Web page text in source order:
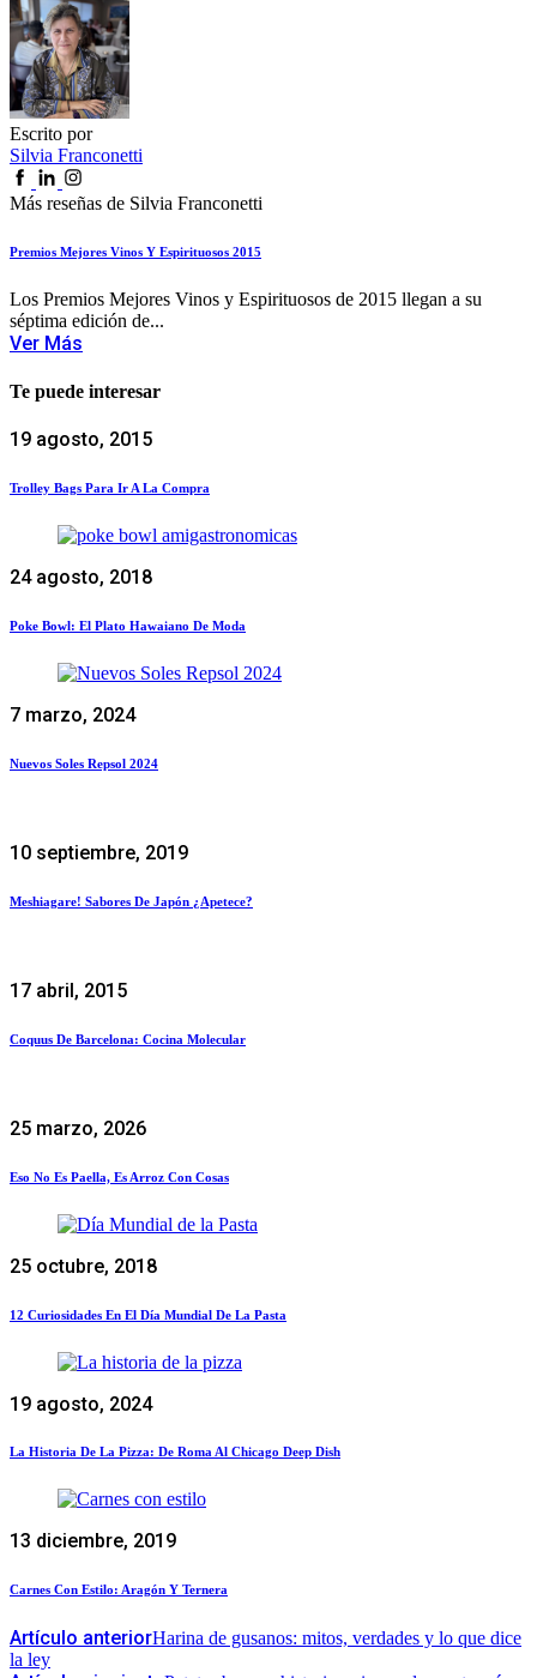
Escrito por
Silvia Franconetti
Más reseñas de Silvia Franconetti
Premios Mejores Vinos Y Espirituosos 2015
Los Premios Mejores Vinos y Espirituosos de 2015 llegan a su
séptima edición de...
Ver Más
Te puede interesar
19 agosto, 2015
Trolley Bags Para Ir A La Compra
24 agosto, 2018
Poke Bowl: El Plato Hawaiano De Moda
7 marzo, 2024
Nuevos Soles Repsol 2024
10 septiembre, 2019
Meshiagare! Sabores De Japón ¿apetece?
17 abril, 2015
Coquus De Barcelona: Cocina Molecular
25 marzo, 2026
Eso No Es Paella, Es Arroz Con Cosas
25 octubre, 2018
12 Curiosidades En El Día Mundial De La Pasta
19 agosto, 2024
La Historia De La Pizza: De Roma Al Chicago Deep Dish
13 diciembre, 2019
Carnes Con Estilo: Aragón Y Ternera
Artículo anteriorHarina de gusanos: mitos, verdades y lo que dice
la ley